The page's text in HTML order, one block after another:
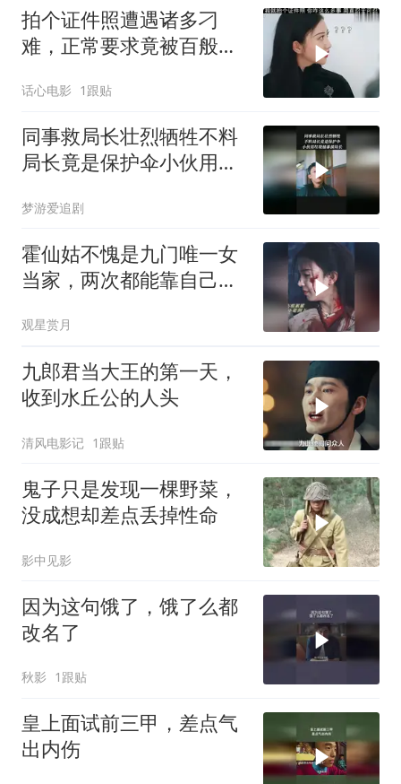
拍个证件照遭遇诸多刁
难，正常要求竟被百般推
话心电影 1跟贴
同事救局长壮烈牺牲不料
局长竟是保护伞小伙用垃
梦游爱追剧
霍仙姑不愧是九门唯一女
当家，两次都能靠自己逆
观星赏月
九郎君当大王的第一天，
收到水丘公的人头
清风电影记 1跟贴
鬼子只是发现一棵野菜，
没成想却差点丢掉性命
影中见影
因为这句饿了，饿了么都
改名了
秋影 1跟贴
皇上面试前三甲，差点气
出内伤